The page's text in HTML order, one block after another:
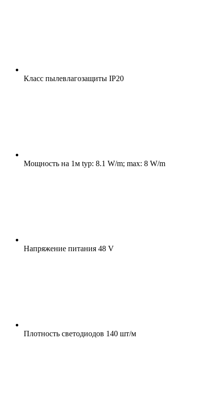
Класс пылевлагозащиты IP20
Мощность на 1м typ: 8.1 W/m; max: 8 W/m
Напряжение питания 48 V
Плотность светодиодов 140 шт/м